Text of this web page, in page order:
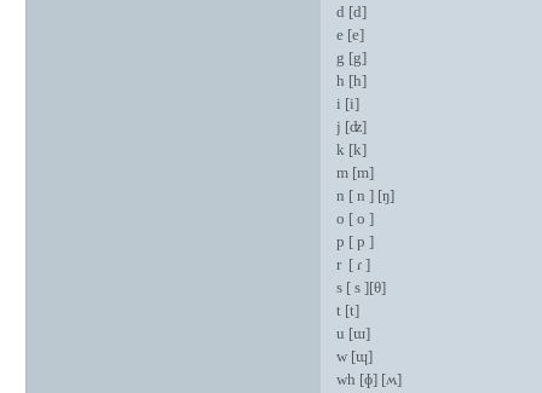
d [d]
e [e]
g [g]
h [h]
i [i]
j [ʣ]
k [k]
m [m]
n [ n ] [ŋ]
o [ o ]
p [ p ]
r [ ɾ ]
s [ s ][θ]
t [t]
u [ɯ]
w [ɰ]
wh [ɸ] [ʍ]